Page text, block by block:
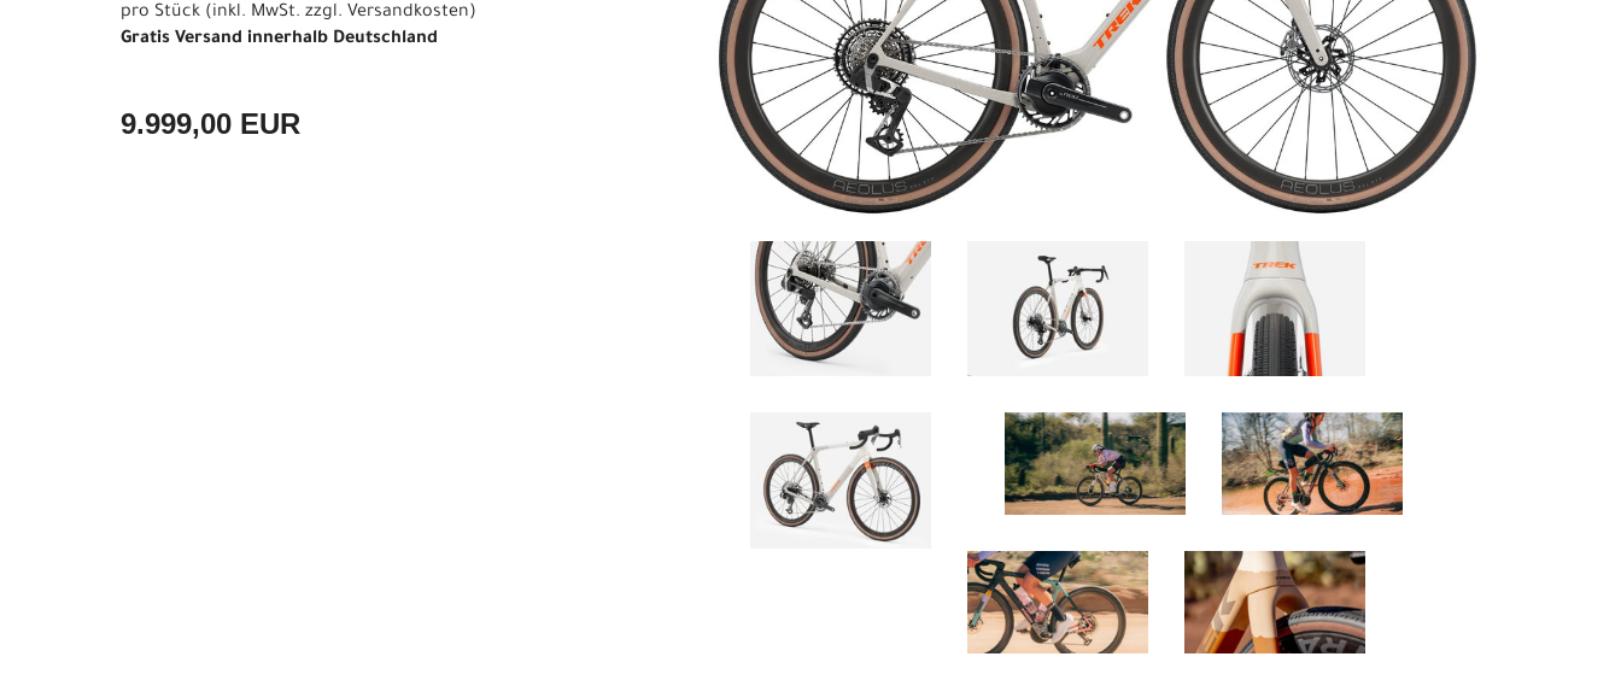
pro Stück (inkl. MwSt. zzgl. Versandkosten)
Gratis Versand innerhalb Deutschland
9.999,00 EUR